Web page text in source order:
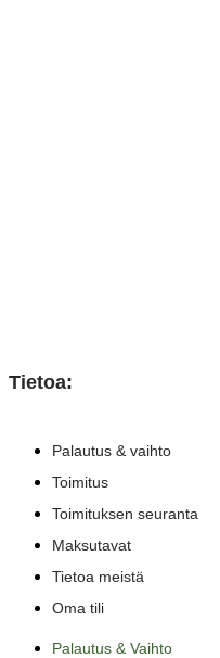
Tietoa:
Palautus & vaihto
Toimitus
Toimituksen seuranta
Maksutavat
Tietoa meistä
Oma tili
Palautus & Vaihto